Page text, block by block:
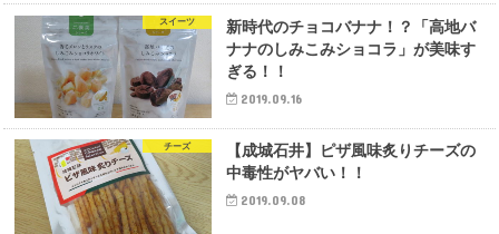
スイーツ
新時代のチョコバナナ！？「高地バ
ナナのしみこみショコラ」が美味す
ぎる！！
2019.09.16
チーズ
【成城石井】ピザ風味炙りチーズの
中毒性がヤバい！！
2019.09.08